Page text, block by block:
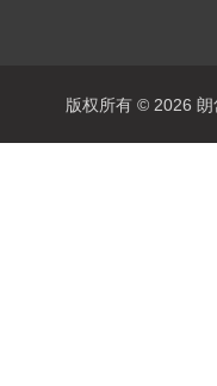
版权所有 © 2026